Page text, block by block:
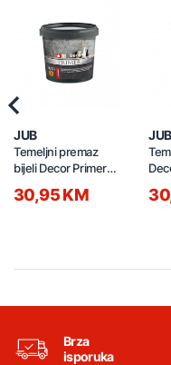
JUB
Temeljni premaz
bijeli Decor Primer
30,95 KM
JUB
Brza
isporuka